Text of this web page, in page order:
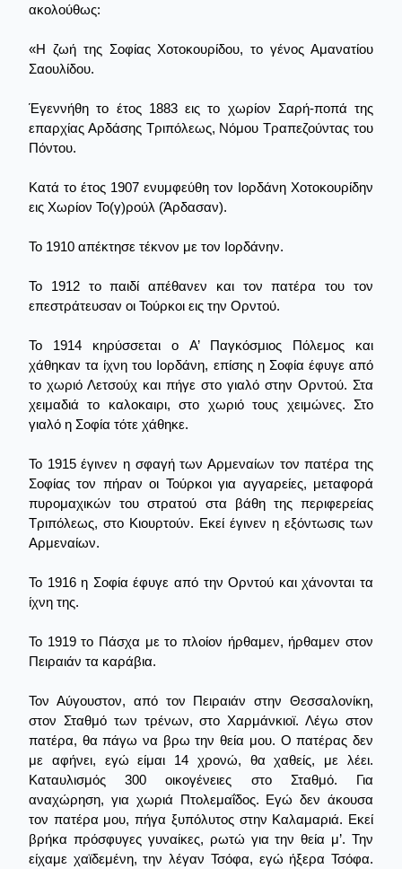
ακολούθως:
«Η ζωή της Σοφίας Χοτοκουρίδου, το γένος Αμανατίου
Σαουλίδου.
Έγεννήθη το έτος 1883 εις το χωρίον Σαρή-ποπά της
επαρχίας Αρδάσης Τριπόλεως, Νόμου Τραπεζούντας του
Πόντου.
Κατά το έτος 1907 ενυμφεύθη τον Ιορδάνη Χοτοκουρίδην
εις Χωρίον Το(γ)ρούλ (Άρδασαν).
Το 1910 απέκτησε τέκνον με τον Ιορδάνην.
Το 1912 το παιδί απέθανεν και τον πατέρα του τον
επεστράτευσαν οι Τούρκοι εις την Ορντού.
Το 1914 κηρύσσεται ο Α’ Παγκόσμιος Πόλεμος και
χάθηκαν τα ίχνη του Ιορδάνη, επίσης η Σοφία έφυγε από
το χωριό Λετσούχ και πήγε στο γιαλό στην Ορντού. Στα
χειμαδιά το καλοκαιρι, στο χωριό τους χειμώνες. Στο
γιαλό η Σοφία τότε χάθηκε.
Το 1915 έγινεν η σφαγή των Αρμεναίων τον πατέρα της
Σοφίας τον πήραν οι Τούρκοι για αγγαρείες, μεταφορά
πυρομαχικών του στρατού στα βάθη της περιφερείας
Τριπόλεως, στο Κιουρτούν. Εκεί έγινεν η εξόντωσις των
Αρμεναίων.
Το 1916 η Σοφία έφυγε από την Ορντού και χάνονται τα
ίχνη της.
Το 1919 το Πάσχα με το πλοίον ήρθαμεν, ήρθαμεν στον
Πειραιάν τα καράβια.
Τον Αύγουστον, από τον Πειραιάν στην Θεσσαλονίκη,
στον Σταθμό των τρένων, στο Χαρμάνκιοϊ. Λέγω στον
πατέρα, θα πάγω να βρω την θεία μου. Ο πατέρας δεν
με αφήνει, εγώ είμαι 14 χρονώ, θα χαθείς, με λέει.
Καταυλισμός 300 οικογένειες στο Σταθμό. Για
αναχώρηση, για χωριά Πτολεμαΐδος. Εγώ δεν άκουσα
τον πατέρα μου, πήγα ξυπόλυτος στην Καλαμαριά. Εκεί
βρήκα πρόσφυγες γυναίκες, ρωτώ για την θεία μ’. Την
είχαμε χαϊδεμένη, την λέγαν Τσόφα, εγώ ήξερα Τσόφα.